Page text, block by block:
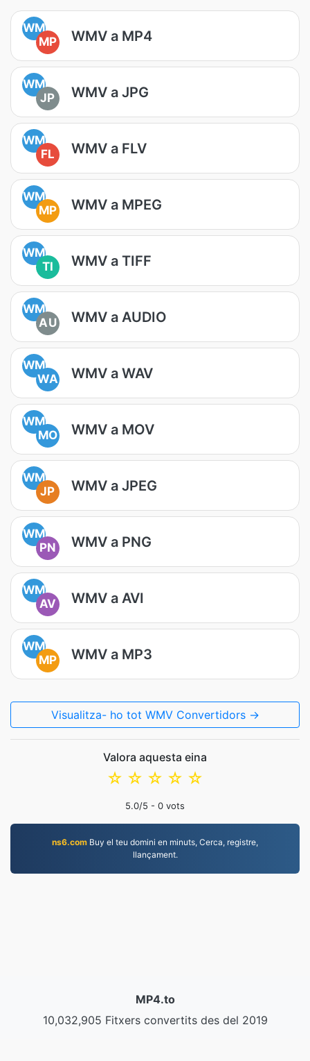
WM
MP
WMV a MP4
WM
JP
WMV a JPG
WM
FL
WMV a FLV
WM
MP
WMV a MPEG
WM
TI
WMV a TIFF
WM
AU
WMV a AUDIO
WM
WA
WMV a WAV
WM
MO
WMV a MOV
WM
JP
WMV a JPEG
WM
PN
WMV a PNG
WM
AV
WMV a AVI
WM
MP
WMV a MP3
Visualitza- ho tot WMV Convertidors →
Valora aquesta eina
☆
☆
☆
☆
☆
5.0/5 - 0 vots
ns6.com Buy el teu domini en minuts, Cerca, registre,
llançament.
MP4.to
10,032,905 Fitxers convertits des del 2019